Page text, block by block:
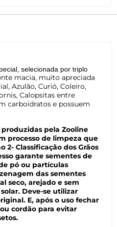
selecionada por triplo
macia, muito apreciada
Azulão, Curió, Coleiro,
Calopsitas entre
carboidratos e possuem
pela Zooline
processo de limpeza que
2- Classificação dos Grãos
garante sementes de
pó ou partículas
das sementes
seco, arejado e sem
Deve-se utilizar
E, após o uso fechar
cordão para evitar